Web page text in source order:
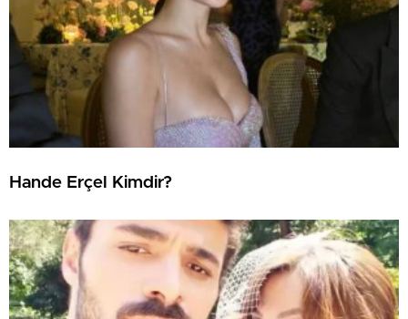
Hande Erçel Kimdir?